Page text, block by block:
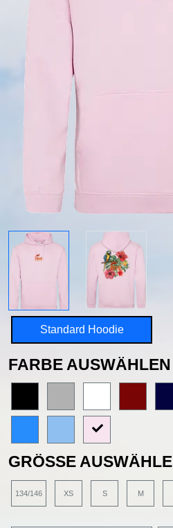
Standard Hoodie
FARBE AUSWÄHLEN
GRÖSSE AUSWÄHLEN
134/146 XS S M